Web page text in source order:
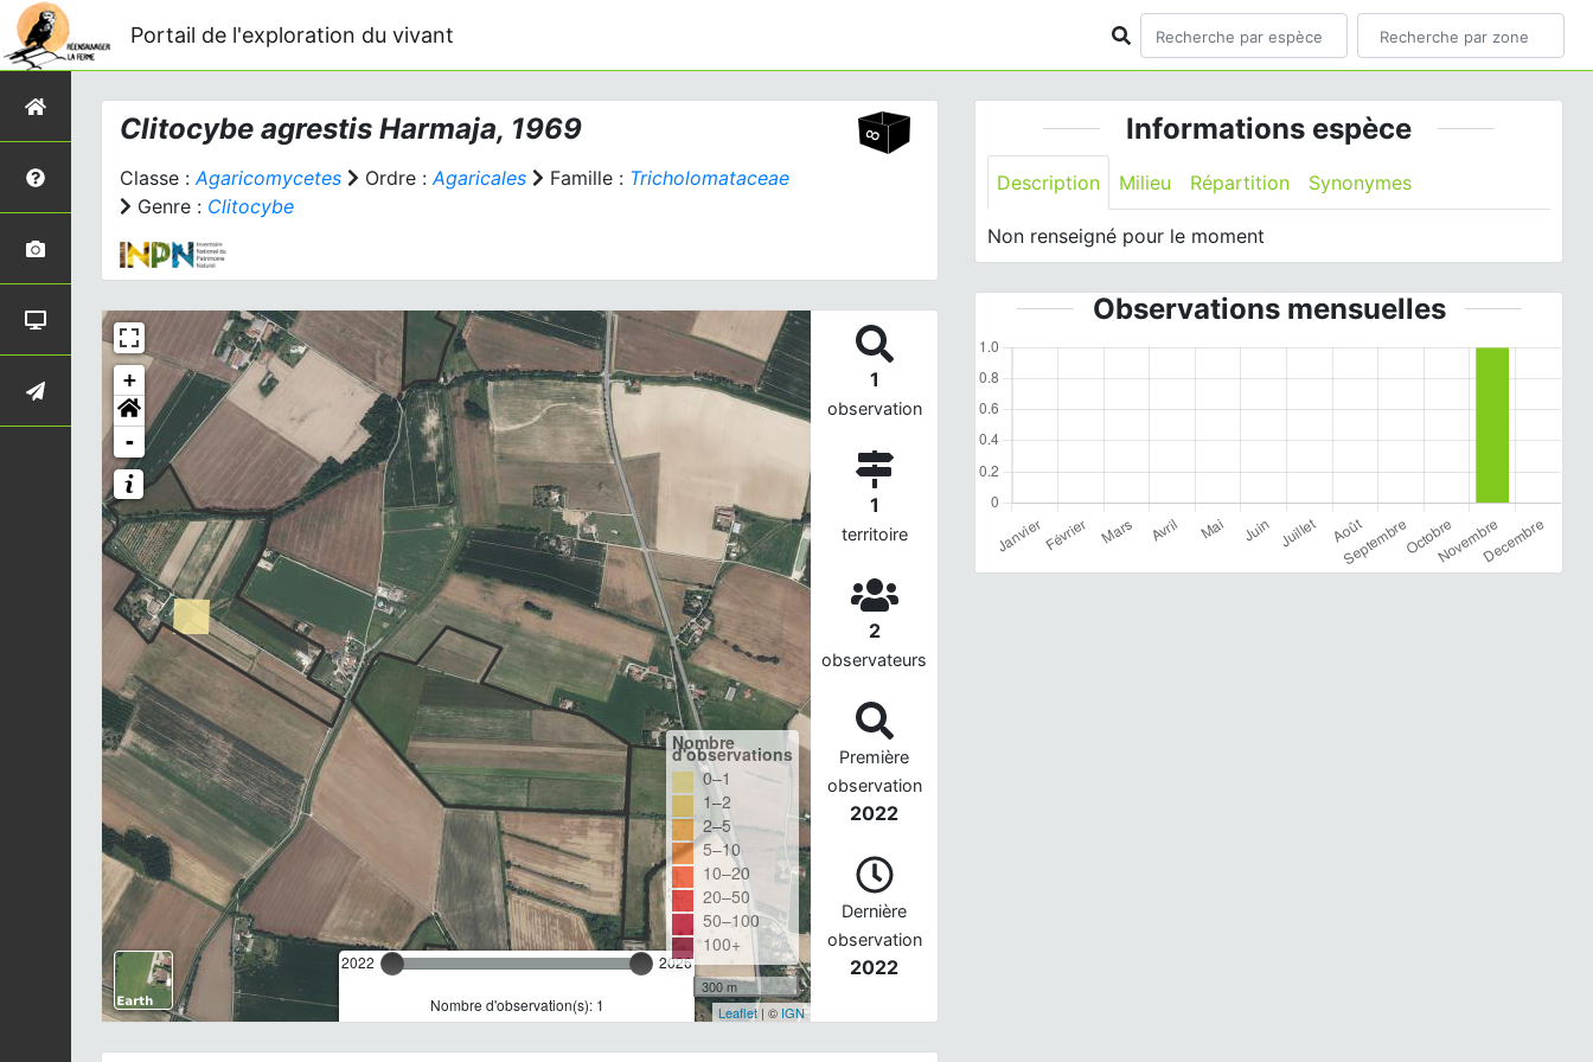
Portail de l'exploration du vivant
Clitocybe agrestis Harmaja, 1969
Classe :Agaricomycetes Ordre :Agaricales Famille : Tricholomataceae
Genre : Clitocybe
+
-
2022 2026
Nombre d'observation(s): 1
Nombre
d'observations
0–1
1–2
2–5
5–10
10–20
20–50
50–100
100+
300 m
Leaflet| © IGN
1
observation
1
territoire
2
observateurs
Première
observation
2022
Dernière
observation
2022
Informations espèce
Description Milieu Répartition Synonymes
Non renseigné pour le moment
Observations mensuelles